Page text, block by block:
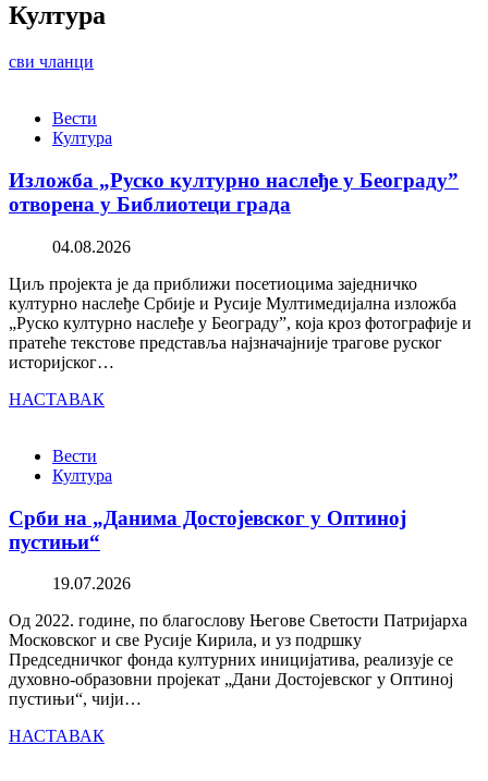
Култура
сви чланци
Вести
Култура
Изложба „Руско културно наслеђе у Београду”
отворена у Библиотеци града
04.08.2026
Циљ пројекта је да приближи посетиоцима заједничко
културно наслеђе Србије и Русије Мултимедијална изложба
„Руско културно наслеђе у Београду”, која кроз фотографије и
пратеће текстове представља најзначајније трагове руског
историјског…
НАСТАВАК
Вести
Култура
Срби на „Данима Достојевског у Оптиној
пустињи“
19.07.2026
Од 2022. године, по благослову Његове Светости Патријарха
Московског и све Русије Кирила, и уз подршку
Председничког фонда културних иницијатива, реализује се
духовно-образовни пројекат „Дани Достојевског у Оптиној
пустињи“, чији…
НАСТАВАК